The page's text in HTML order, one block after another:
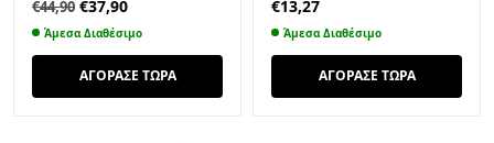
€44,90 Original
price
was:
€44,90.
€37,90Η
τρέχουσα
τιμή
είναι:
€37,90.
Άμεσα Διαθέσιμο
ΑΓΟΡΑΣΕ ΤΩΡΑ
€13,27
Άμεσα Διαθέσιμο
ΑΓΟΡΑΣΕ ΤΩΡΑ